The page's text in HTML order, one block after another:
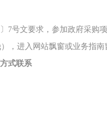
〕7号文要求，参加政府采
），进入网站飘窗或业务指
式联系